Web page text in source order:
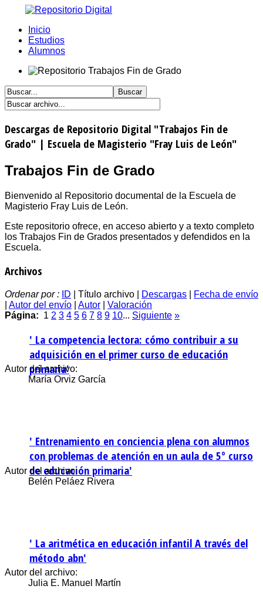
Inicio
Estudios
Alumnos
Descargas de Repositorio Digital "Trabajos Fin de
Grado" | Escuela de Magisterio "Fray Luis de León"
Trabajos Fin de Grado
Bienvenido al Repositorio documental de la Escuela de
Magisterio Fray Luis de León.
Este repositorio ofrece, en acceso abierto y a texto completo
los Trabajos Fin de Grados presentados y defendidos en la
Escuela.
Archivos
Ordenar por : ID | Título archivo | Descargas
Fecha de envío
Autor del envío Autor
Valoración
Página: 1 2 3 4 5 6 7 8 9 10... Siguiente »
' La competencia lectora: cómo contribuir a su
adquisición en el primer curso de educación
primaria'
Autor del archivo:
María Orviz García
' Entrenamiento en conciencia plena con alumnos
con problemas de atención en un aula de 5º curso
de educación primaria'
Autor del archivo:
Belén Peláez Rivera
' La aritmética en educación infantil A través del
método abn'
Autor del archivo:
Julia E. Manuel Martín